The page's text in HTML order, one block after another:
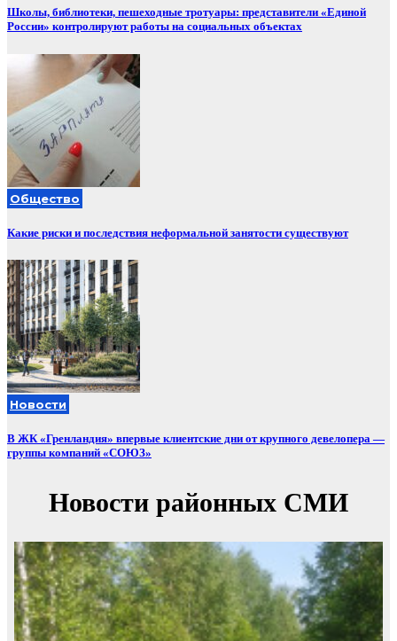
Школы, библиотеки, пешеходные тротуары: представители «Единой
России» контролируют работы на социальных объектах
Общество
Какие риски и последствия неформальной занятости существуют
Новости
В ЖК «Гренландия» впервые клиентские дни от крупного девелопера —
группы компаний «СОЮЗ»